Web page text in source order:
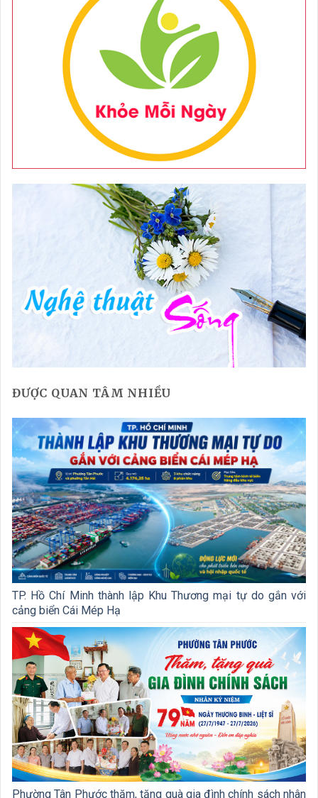
ĐƯỢC QUAN TÂM NHIỀU
TP. Hồ Chí Minh thành lập Khu Thương mại tự do gắn với
cảng biển Cái Mép Hạ
Phường Tân Phước thăm, tặng quà gia đình chính sách nhân